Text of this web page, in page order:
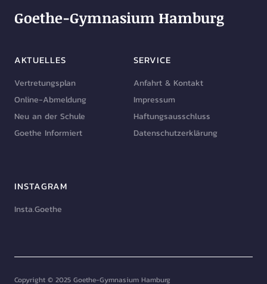
Goethe-Gymnasium Hamburg
AKTUELLES
Vertretungsplan
Online-Abmeldung
Neu an der Schule
Goethe Informiert
SERVICE
Anfahrt & Kontakt
Impressum
Haftungsausschluss
Datenschutzerklärung
INSTAGRAM
Insta.Goethe
Copyright © 2025 Goethe-Gymnasium Hamburg